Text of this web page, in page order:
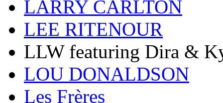
LARRY CARLTON
LEE RITENOUR
LLW featuring Dira &
LOU DONALDSON
Les Frères